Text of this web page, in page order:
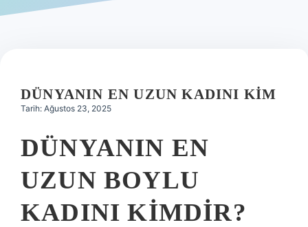
Hakkımızda
DÜNYANIN EN UZUN KADINI KIM
Tarih: Ağustos 23, 2025
DÜNYANIN EN
UZUN BOYLU
KADINI KIMDIR?